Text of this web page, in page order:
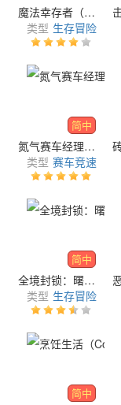
魔法幸存者（Magic Survivor）
类型 生存冒险
简中
氮气赛车经理（Nitro Racing Manager）
类型 赛车竞速
简中
全境封锁：曙光（The Division Resurgence）
类型 生存冒险
简中